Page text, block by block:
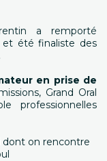
a remporté
et été finaliste des
en prise de
Grand Oral
professionnelles
dont on rencontre